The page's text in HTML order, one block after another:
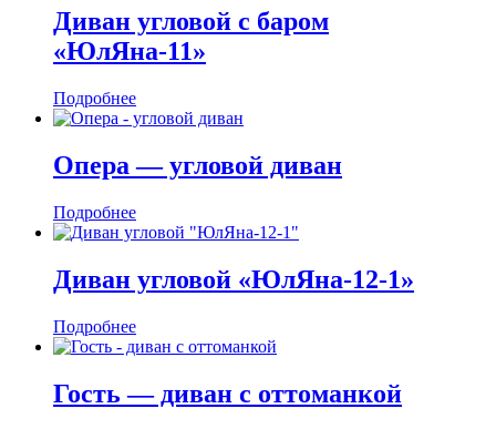
Диван угловой с баром
«ЮлЯна-11»
Подробнее
Опера — угловой диван
Подробнее
Диван угловой «ЮлЯна-12-1»
Подробнее
Гость — диван c оттоманкой